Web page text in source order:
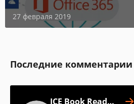
27 февраля 2019
Последние комментарии
ICE Book Reader